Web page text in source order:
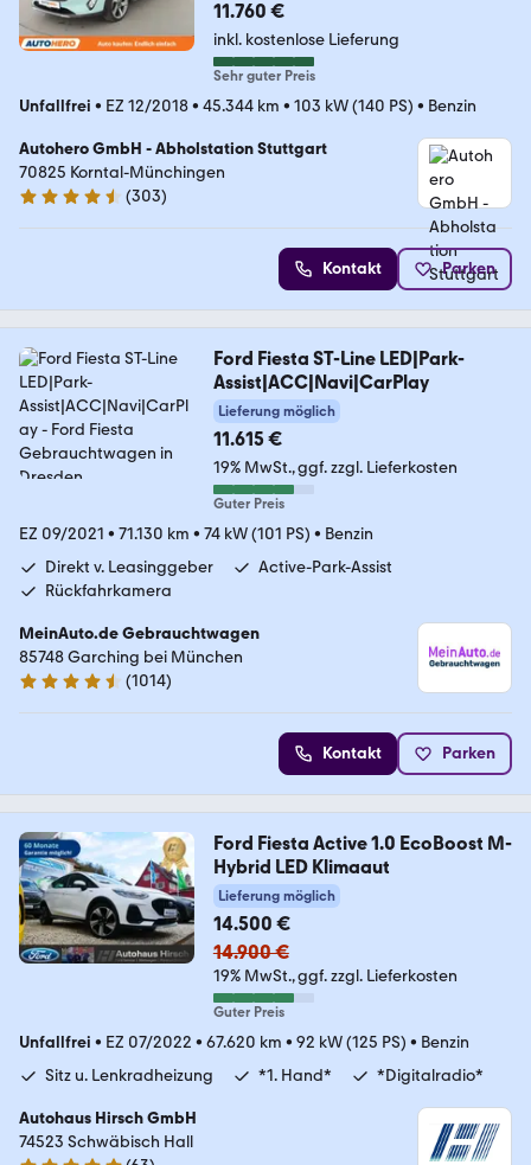
11.760 €
inkl. kostenlose Lieferung
Sehr guter Preis
Unfallfrei • EZ 12/2018• 45.344 km • 103 kW (140 PS) • Benzin
Autohero GmbH - Abholstation Stuttgart
70825 Korntal-Münchingen
4.4 Sterne
(303)
Kontakt Parken
Ford Fiesta ST-Line LED|Park-
Assist|ACC|Navi|CarPlay
Lieferung möglich
11.615 €
19% MwSt. ggf. zzgl. Lieferkosten
Guter Preis
EZ 09/2021 • 71.130 km • 74 kW (101 PS) • Benzin
Direkt v. Leasinggeber
Active-Park-Assist
Rückfahrkamera
MeinAuto.de Gebrauchtwagen
85748 Garching bei München
4.6 Sterne
(1014)
Kontakt Parken
Ford Fiesta Active 1.0 EcoBoost M-
Hybrid LED Klimaaut
Lieferung möglich
14.500 €
14.900 €
19% MwSt. ggf. zzgl. Lieferkosten
Guter Preis
Unfallfrei • EZ 07/2022 • 67.620 km • 92 kW (125 PS) • Benzin
Sitz u. Lenkradheizung
*1. Hand* *Digitalradio*
Autohaus Hirsch GmbH
74523 Schwäbisch Hall